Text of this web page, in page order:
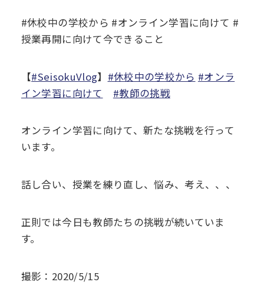
#休校中の学校から #オンライン学習に向けて #
授業再開に向けて今できること
【#SeisokuVlog】 #休校中の学校から #オンラ
イン学習に向けて
#教師の挑戦
オンライン学習に向けて、新たな挑戦を行って
います。
話し合い、授業を練り直し、悩み、考え、、、
正則では今日も教師たちの挑戦が続いていま
す。
撮影：2020/5/15